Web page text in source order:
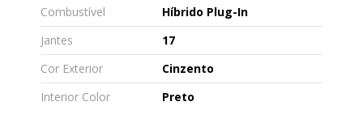
Combustível
Híbrido Plug-In
Jantes
17
Cor Exterior
Cinzento
Interior Color
Preto